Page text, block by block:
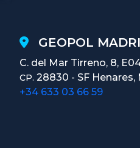
GEOPOL
C. del Mar Tirreno, 8,
CP. 28830 - SF Henares,
+34 633 03 66 59